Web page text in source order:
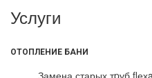
Услуги
ОТОПЛЕНИЕ БАНИ
Замена старых тpуб